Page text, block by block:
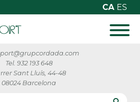
CA ES
Tel. 932 193 648
Sant Lluís, 44-48
08024 Barcelona